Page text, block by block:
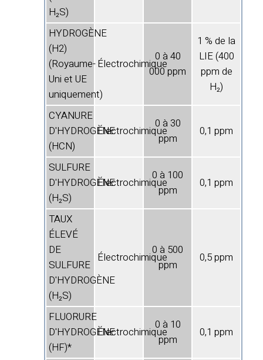
H₂S)
HYDROGÈNE
(H2)
(Royaume-
Uni et UE
uniquement)
Électrochimique
0 à 40
000 ppm
1 % de la
LIE (400
ppm de
H₂)
CYANURE
D'HYDROGÈNE
(HCN)
Électrochimique
0 à 30
ppm
0,1 ppm
SULFURE
D'HYDROGÈNE
(H₂S)
Électrochimique
0 à 100
ppm
0,1 ppm
TAUX
ÉLEVÉ
DE
SULFURE
D'HYDROGÈNE
(H₂S)
Électrochimique
0 à 500
ppm
0,5 ppm
FLUORURE
D'HYDROGÈNE
(HF)*
Électrochimique
0 à 10
ppm
0,1 ppm